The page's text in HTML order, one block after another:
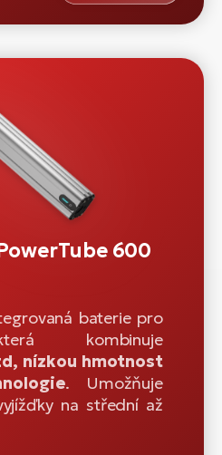
600
baterie pro
kombinuje
nízkou hmotnost
. Umožňuje
na střední až